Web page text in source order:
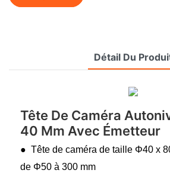
Détail Du
Tête De Caméra
40 Mm Avec Émetteur
● Tête de caméra de taille Φ40 x
de Φ50 à 300 mm